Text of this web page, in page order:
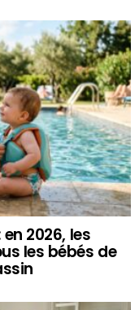
2026, les
les bébés de